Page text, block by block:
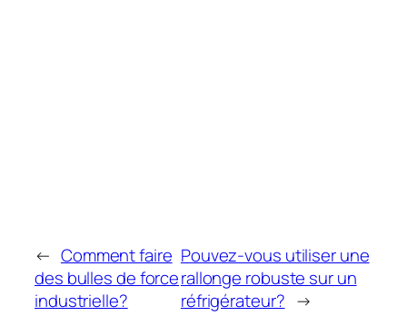
← Comment faire
des bulles de force
industrielle?
Pouvez-vous utiliser une
rallonge robuste sur un
réfrigérateur? →